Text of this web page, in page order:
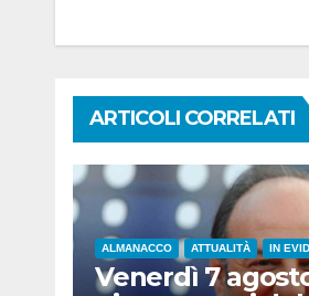
ARTICOLI CORRELATI
ALMANACCO ATTUALITÀ IN
Venerdì 7